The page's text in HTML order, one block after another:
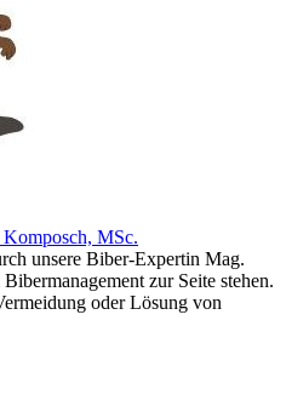
MSc.
unsere Biber-Expertin Mag.
zur Seite stehen.
oder Lösung von